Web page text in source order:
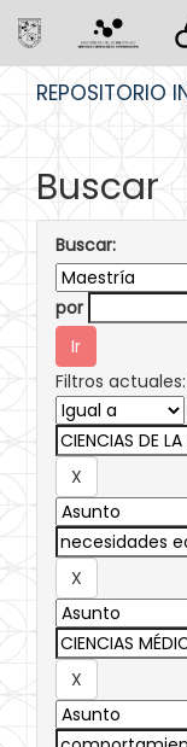
REPOSITORIO
Buscar
Buscar:
por
Filtros actuales: